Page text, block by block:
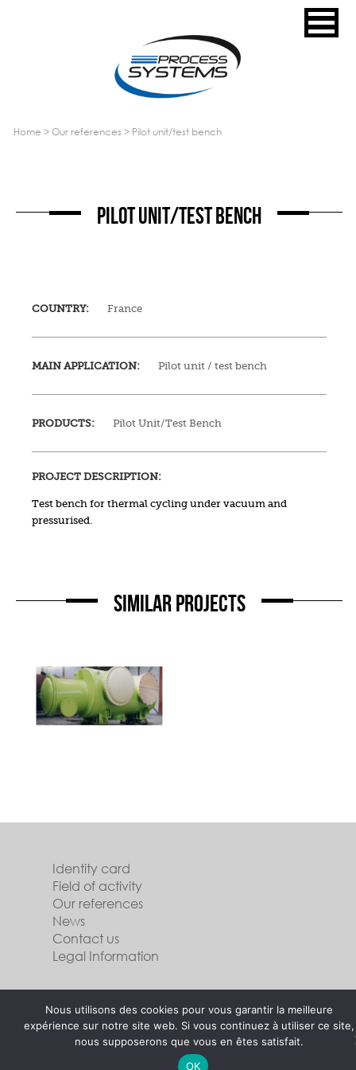
home > our references > pilot unit/test bench
PILOT UNIT/TEST BENCH
COUNTRY: France
MAIN APPLICATION: Pilot unit / test bench
PRODUCTS: Pilot Unit/test Bench
PROJECT DESCRIPTION:
Test bench for thermal cycling under vacuum and
pressurised.
SIMILAR PROJECTS
Identity card
Field of activity
Our references
News
Contact us
Legal Information
Follow us
Nous utilisons des cookies pour vous garantir la meilleure
expérience sur notre site web. Si vous continuez à utiliser ce site,
nous supposerons que vous en êtes satisfait.
OK